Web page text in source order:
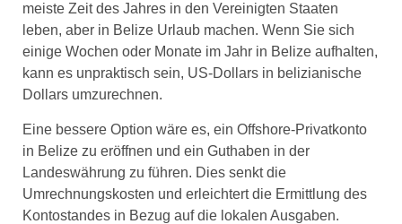
meiste Zeit des Jahres in den Vereinigten Staaten
leben, aber in Belize Urlaub machen. Wenn Sie sich
einige Wochen oder Monate im Jahr in Belize aufhalten,
kann es unpraktisch sein, US-Dollars in belizianische
Dollars umzurechnen.
Eine bessere Option wäre es, ein Offshore-Privatkonto
in Belize zu eröffnen und ein Guthaben in der
Landeswährung zu führen. Dies senkt die
Umrechnungskosten und erleichtert die Ermittlung des
Kontostandes in Bezug auf die lokalen Ausgaben.